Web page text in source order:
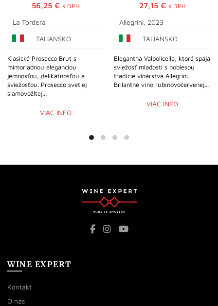
56,25 € s DPH
La Tordera
TALIANSKO
Klasické Prosecco Brut s
mimoriadnou eleganciou
jemnosťou, delikátnosťou a
sviežosťou. Prosecco svetlej
slamovožltej...
VIAC INFO
27,15 € s DPH
Allegrini, 2023
TALIANSKO
Elegantná Valpolicella, ktorá spája
sviežosť mladosti s noblesou
tradície vinárstva Allegrini.
Brilantné víno rubínovočervenej...
VIAC INFO
WINE EXPERT
Kontakt
O nás